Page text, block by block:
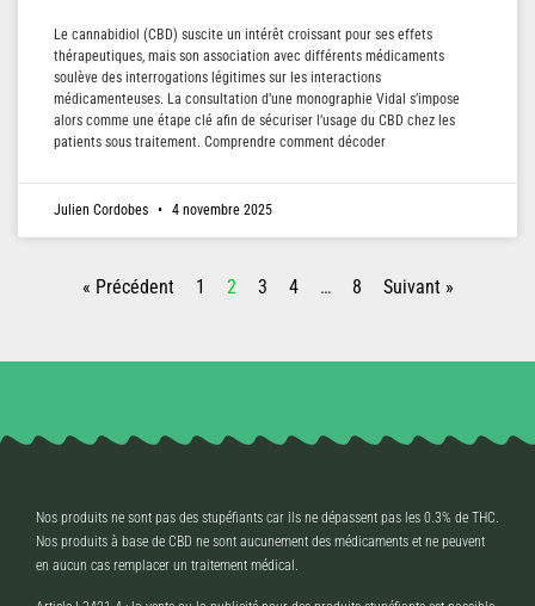
Le cannabidiol (CBD) suscite un intérêt croissant pour ses effets
thérapeutiques, mais son association avec différents médicaments
soulève des interrogations légitimes sur les interactions
médicamenteuses. La consultation d’une monographie Vidal s’impose
alors comme une étape clé afin de sécuriser l’usage du CBD chez les
patients sous traitement. Comprendre comment décoder
Julien Cordobes 4 novembre 2025
« Précédent 1 2 3 4 … 8 Suivant »
Nos produits ne sont pas des stupéfiants car ils ne dépassent pas les 0.3% de THC.
Nos produits à base de CBD ne sont aucunement des médicaments et ne peuvent
en aucun cas remplacer un traitement médical.